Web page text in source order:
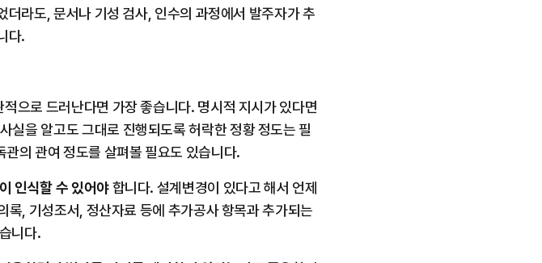
더라도, 문서나 기성 검사, 인수의 과정에서 발주자가 추
다.
적으로 드러난다면 가장 좋습니다. 명시적 지시가 있다면
실을 알고도 그대로 진행되도록 허락한 정황 정도는 필
의 관여 정도를 살펴볼 필요도 있습니다.
인식할 수 있어야 합니다. 설계변경이 있다고 해서 언제
, 기성조서, 정산자료 등에 추가공사 항목과 추가되는
니다.